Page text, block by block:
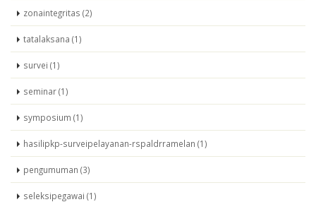
zonaintegritas (2)
tatalaksana (1)
survei (1)
seminar (1)
symposium (1)
hasilipkp-surveipelayanan-rspaldrramelan (1)
pengumuman (3)
seleksipegawai (1)